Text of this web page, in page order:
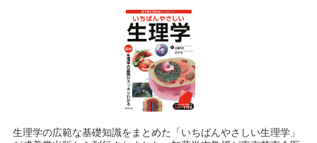
生理学の広範な基礎知識をまとめた「いちばんやさしい生理学」